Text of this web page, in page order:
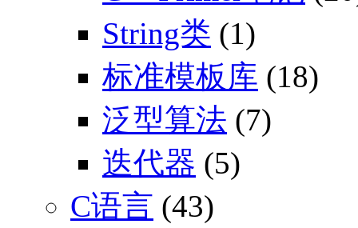
String类 (1)
标准模板库 (18)
泛型算法 (7)
迭代器 (5)
C语言 (43)